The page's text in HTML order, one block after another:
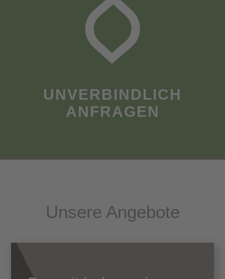
UNVERBINDLICH
ANFRAGEN
Unsere Angebote